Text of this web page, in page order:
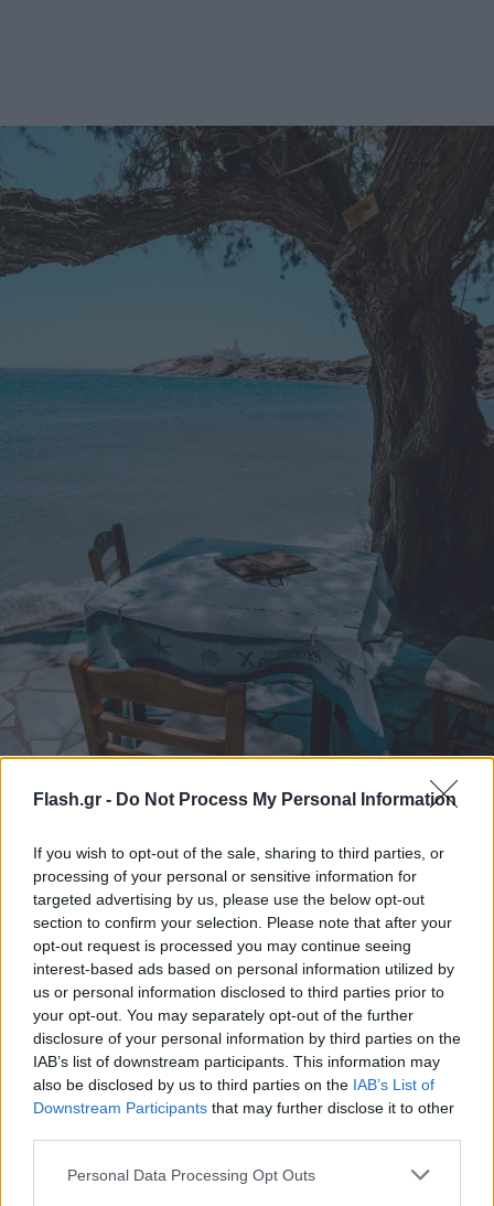
Flash.gr - Do Not Process My Personal Information
If you wish to opt-out of the sale, sharing to third parties, or
processing of your personal or sensitive information for
targeted advertising by us, please use the below opt-out
section to confirm your selection. Please note that after your
opt-out request is processed you may continue seeing
interest-based ads based on personal information utilized by
us or personal information disclosed to third parties prior to
your opt-out. You may separately opt-out of the further
disclosure of your personal information by third parties on the
IAB’s list of downstream participants. This information may
also be disclosed by us to third parties on the IAB’s List of
Downstream Participants that may further disclose it to other
Please note that this website/app uses one or more Google
Personal Data Processing Opt Outs
unsplash
Η Σίφνος δεν θα μπορούσε να λείπει από τον
γαστρονομικό χάρτη της Ελλάδας. Εδώ γεννήθηκε ο
Νικόλαος Τσελεμεντές, μια από τις πιο
εμβληματικές μορφές της ελληνικής μαγειρικής.
Το αφιέρωμα αναδεικνύει παραδοσιακές γεύσεις